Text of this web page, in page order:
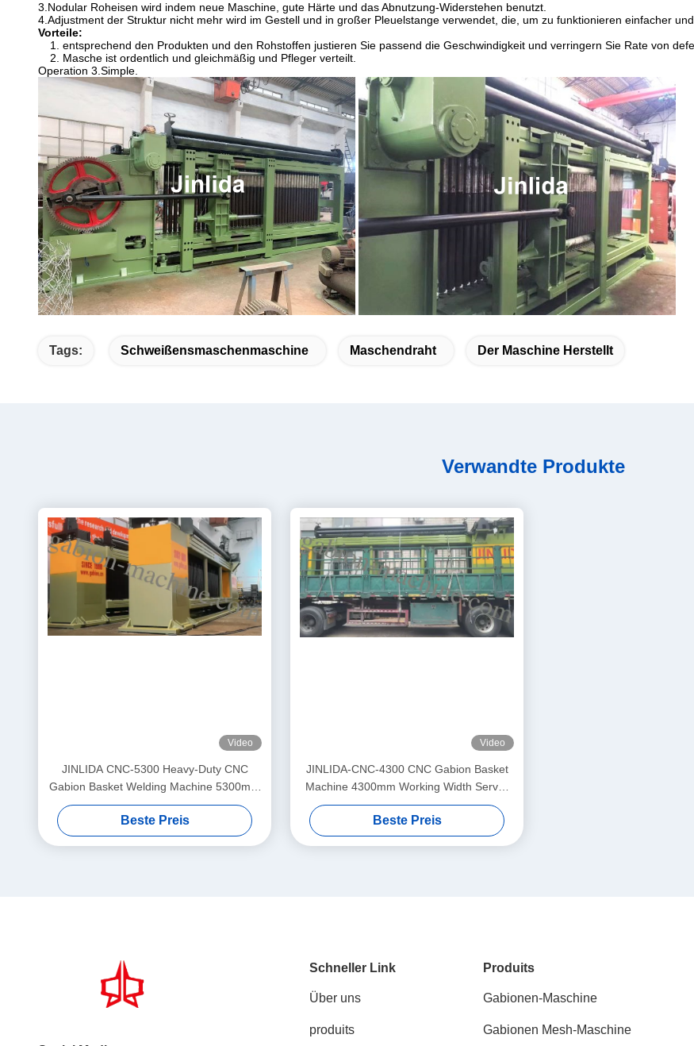
3.Nodular Roheisen wird indem neue Maschine, gute Härte und das Abnutzung-Widerstehen benutzt.
4.Adjustment der Struktur nicht mehr wird im Gestell und in großer Pleuelstange verwendet, die, um zu funktionieren einfacher
Vorteile:
1. entsprechend den Produkten und den Rohstoffen justieren Sie passend die Geschwindigkeit und verringern Sie Rate von
2. Masche ist ordentlich und gleichmäßig und Pfleger verteilt.
Operation 3.Simple.
Tags: Schweißensmaschenmaschine Maschendraht Der Maschine Herstellt
Verwandte Produkte
Video
JINLIDA CNC-5300 Heavy-Duty CNC
Gabion Basket Welding Machine 5300mm
Width Double Twist Mesh Production
Equipment
Beste Preis
Video
JINLIDA-CNC-4300 CNC Gabion Basket
Machine 4300mm Working Width Servo-
Driven Double Twist Mesh Equipment
Beste Preis
Schneller Link
Über uns
produits
Produits
Gabionen-Maschine
Gabionen Mesh-Maschine